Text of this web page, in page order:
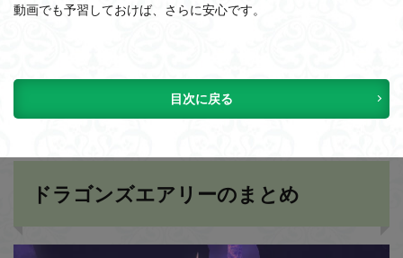
動画でも予習しておけば、さらに安心です。
目次に戻る
ドラゴンズエアリーのまとめ